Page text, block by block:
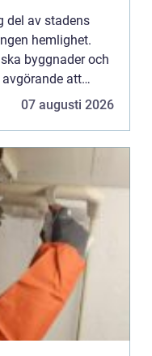
del av stadens
hemlighet.
byggnader och
att
07 augusti 2026